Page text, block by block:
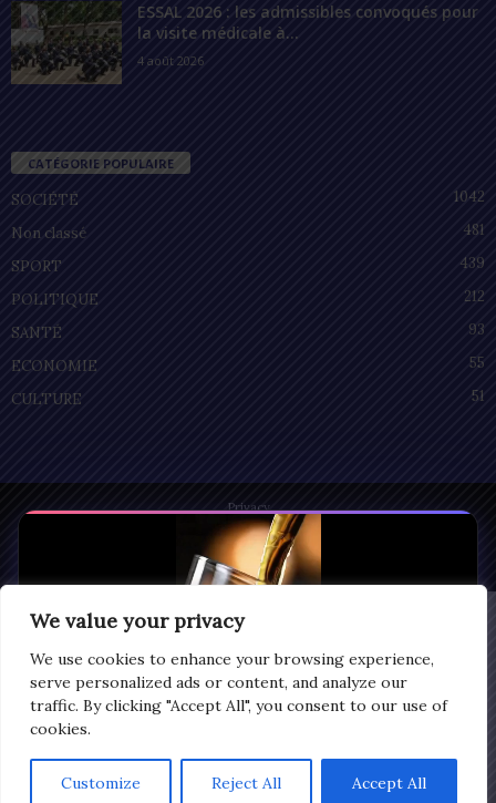
We value your privacy
We use cookies to enhance your browsing experience,
serve personalized ads or content, and analyze our
traffic. By clicking "Accept All", you consent to our use of
cookies.
Customize Reject All Accept All
ESSAL 2026 : les admissibles convoqués pour
la visite médicale à...
4 août 2026
CATÉGORIE POPULAIRE
SOCIÉTÉ
1042
Non classé
481
SPORT
439
POLITIQUE
212
SANTÉ
93
ECONOMIE
55
CULTURE
51
Privacy
© Copyright 2025 | LOMEGRAPH
All rights reserved
0:07